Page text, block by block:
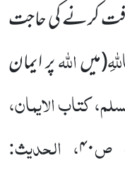
کرنے کی حاجت
(میںاللہپر ایمان
کتاب الایمان،
ص۴۰، الحدیث: